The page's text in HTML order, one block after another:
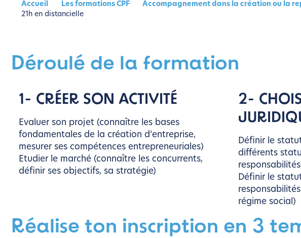
Accueil Les formations CPF Accompagnement dans la création ou la
21h en distancielle
Déroulé de la formation
1- CRÉER SON ACTIVITÉ
Evaluer son projet (connaître les bases
fondamentales de la création d’entreprise,
mesurer ses compétences entrepreneuriales)
Etudier le marché (connaître les concurrents,
définir ses objectifs, sa stratégie)
2-
Définir le
différents
Définir le
régime social)
Réalise ton inscription en 3